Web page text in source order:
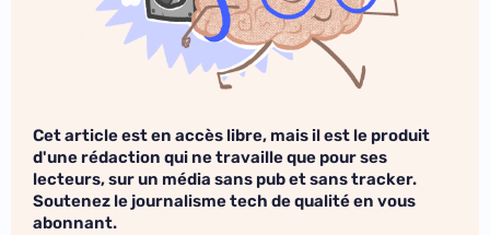
Cet article est en accès libre, mais il est le produit
d'une rédaction qui ne travaille que pour ses
lecteurs, sur un média sans pub et sans tracker.
Soutenez le journalisme tech de qualité en vous
abonnant.